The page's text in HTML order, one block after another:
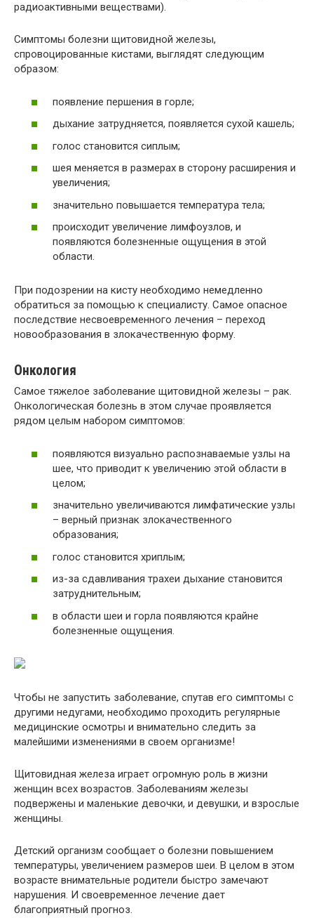
радиоактивными веществами).
Симптомы болезни щитовидной железы,
спровоцированные кистами, выглядят следующим
образом:
появление першения в горле;
дыхание затрудняется, появляется сухой кашель;
голос становится сиплым;
шея меняется в размерах в сторону расширения и
увеличения;
значительно повышается температура тела;
происходит увеличение лимфоузлов, и
появляются болезненные ощущения в этой
области.
При подозрении на кисту необходимо немедленно
обратиться за помощью к специалисту. Самое опасное
последствие несвоевременного лечения – переход
новообразования в злокачественную форму.
Онкология
Самое тяжелое заболевание щитовидной железы – рак.
Онкологическая болезнь в этом случае проявляется
рядом целым набором симптомов:
появляются визуально распознаваемые узлы на
шее, что приводит к увеличению этой области в
целом;
значительно увеличиваются лимфатические узлы
– верный признак злокачественного
образования;
голос становится хриплым;
из-за сдавливания трахеи дыхание становится
затруднительным;
в области шеи и горла появляются крайне
болезненные ощущения.
Чтобы не запустить заболевание, спутав его симптомы с
другими недугами, необходимо проходить регулярные
медицинские осмотры и внимательно следить за
малейшими изменениями в своем организме!
Щитовидная железа играет огромную роль в жизни
женщин всех возрастов. Заболеваниям железы
подвержены и маленькие девочки, и девушки, и взрослые
женщины.
Детский организм сообщает о болезни повышением
температуры, увеличением размеров шеи. В целом в этом
возрасте внимательные родители быстро замечают
нарушения. И своевременное лечение дает
благоприятный прогноз.